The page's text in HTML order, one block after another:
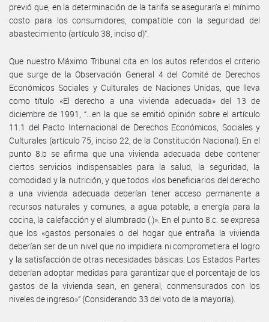
previó que, en la determinación de la tarifa se aseguraría el mínimo
costo para los consumidores, compatible con la seguridad del
abastecimiento (artículo 38, inciso d)”.
Que nuestro Máximo Tribunal cita en los autos referidos el criterio
que surge de la Observación General 4 del Comité de Derechos
Económicos Sociales y Culturales de Naciones Unidas, que lleva
como título «El derecho a una vivienda adecuada» del 13 de
diciembre de 1991, “…en la que se emitió opinión sobre el artículo
11.1 del Pacto Internacional de Derechos Económicos, Sociales y
Culturales (artículo 75, inciso 22, de la Constitución Nacional). En el
punto 8.b se afirma que una vivienda adecuada debe contener
ciertos servicios indispensables para la salud, la seguridad, la
comodidad y la nutrición, y que todos «los beneficiarios del derecho
a una vivienda adecuada deberían tener acceso permanente a
recursos naturales y comunes, a agua potable, a energía para la
cocina, la calefacción y el alumbrado (.)». En el punto 8.c. se expresa
que los «gastos personales o del hogar que entraña la vivienda
deberían ser de un nivel que no impidiera ni comprometiera el logro
y la satisfacción de otras necesidades básicas. Los Estados Partes
deberían adoptar medidas para garantizar que el porcentaje de los
gastos de la vivienda sean, en general, conmensurados con los
niveles de ingreso»” (Considerando 33 del voto de la mayoría).